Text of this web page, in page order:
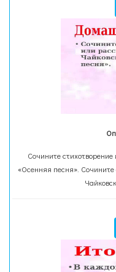
Сочините
«Осенняя песня». Сочините